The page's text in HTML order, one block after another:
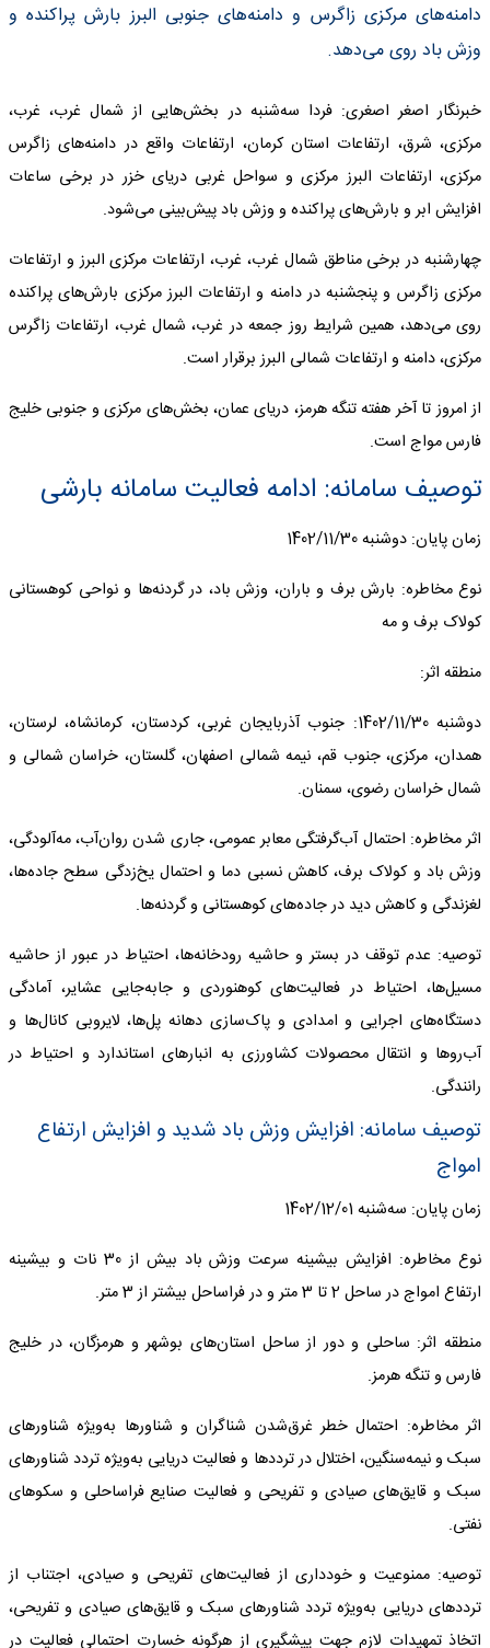
دامنه‌های مرکزی زاگرس و دامنه‌های جنوبی البرز بارش پراکنده و
وزش باد روی می‌دهد.
خبرنگار اصغر اصغری: فردا سه‌شنبه در بخش‌هایی از شمال غرب، غرب،
مرکزی، شرق، ارتفاعات استان کرمان، ارتفاعات واقع در دامنه‌های زاگرس
مرکزی، ارتفاعات البرز مرکزی و سواحل غربی دریای خزر در برخی ساعات
افزایش ابر و بارش‌های پراکنده و وزش باد پیش‌بینی می‌شود.
چهارشنبه در برخی مناطق شمال غرب، غرب، ارتفاعات مرکزی البرز و ارتفاعات
مرکزی زاگرس و پنجشنبه در دامنه و ارتفاعات البرز مرکزی بارش‌های پراکنده
روی می‌دهد، همین شرایط روز جمعه در غرب، شمال غرب، ارتفاعات زاگرس
مرکزی، دامنه و ارتفاعات شمالی البرز برقرار است.
از امروز تا آخر هفته تنگه هرمز،‌ دریای عمان،‌ بخش‌های مرکزی و جنوبی خلیج
فارس مواج است.
توصیف سامانه: ادامه فعالیت سامانه بارشی
زمان پایان: دوشنبه 1402/11/30
نوع مخاطره: بارش برف و باران، وزش باد، در گردنه‌ها و نواحی کوهستانی
کولاک برف و مه
منطقه اثر:
دوشنبه 1402/11/30: جنوب آذربایجان غربی، کردستان، کرمانشاه، لرستان،
همدان، مرکزی، جنوب قم، نیمه شمالی اصفهان، گلستان، خراسان شمالی و
شمال خراسان رضوی، سمنان.
اثر مخاطره: احتمال آب‌گرفتگی معابر عمومی، جاری شدن روان‌آب، مه‌آلودگی،
وزش باد و کولاک برف، کاهش نسبی دما و احتمال یخ‌زدگی سطح جاده‌ها،
لغزندگی و کاهش دید در جاده‌های کوهستانی و گردنه‌ها.
توصیه: عدم توقف در بستر و حاشیه رودخانه‌ها، احتیاط در عبور از حاشیه
مسیل‌ها، احتیاط در فعالیت‌های کوهنوردی و جابه‌جایی عشایر، آمادگی
دستگاه‌های اجرایی و امدادی و پاک‌سازی دهانه پل‌ها، لایروبی کانال‌ها و
آب‌روها و انتقال محصولات کشاورزی به انبارهای استاندارد و احتیاط در
رانندگی.
توصیف سامانه: افزایش وزش باد شدید و افزایش ارتفاع
امواج
زمان پایان: سه‌شنبه 1402/12/01
نوع مخاطره: افزایش بیشینه سرعت وزش باد بیش از 30 نات و بیشینه
ارتفاع امواج در ساحل 2 تا 3 متر و در فراساحل بیشتر از 3 متر.
منطقه اثر: ساحلی و دور از ساحل استان‌های بوشهر و هرمزگان، در خلیج
فارس و تنگه هرمز.
اثر مخاطره: احتمال خطر غرق‌شدن شناگران و شناورها به‌ویژه شناورهای
سبک و نیمه‌سنگین، اختلال در ترددها و فعالیت دریایی به‌ویژه تردد شناورهای
سبک و قایق‌های صیادی و تفریحی و فعالیت صنایع فراساحلی و سکوهای
نفتی.
توصیه: ممنوعیت و خودداری‌ از فعالیت‌های تفریحی و صیادی، اجتناب از
ترددهای دریایی به‌ویژه تردد شناورهای سبک و قایق‌های صیادی و تفریحی،
اتخاذ تمهیدات لازم جهت پیشگیری از هرگونه خسارت احتمالی فعالیت در